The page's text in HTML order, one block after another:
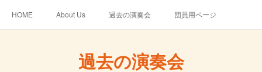
HOME About Us 過去の演奏会 団員用ページ
過去の演奏会